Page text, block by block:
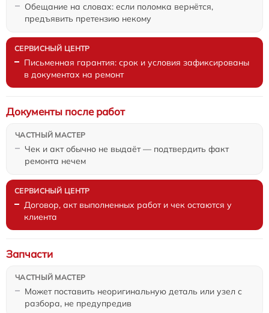
Обещание на словах: если поломка вернётся,
предъявить претензию некому
Письменная гарантия: срок и условия зафиксированы
в документах на ремонт
Чек и акт обычно не выдаёт — подтвердить факт
ремонта нечем
Документы после работ
Договор, акт выполненных работ и чек остаются у
клиента
Может поставить неоригинальную деталь или узел с
разбора, не предупредив
Запчасти